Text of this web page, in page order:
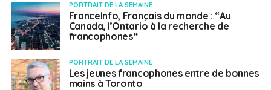
PORTRAIT DE LA SEMAINE
FranceInfo, Français du monde : “Au
Canada, l’Ontario à la recherche de
francophones“
PORTRAIT DE LA SEMAINE
Les jeunes francophones entre de bonnes
mains à Toronto